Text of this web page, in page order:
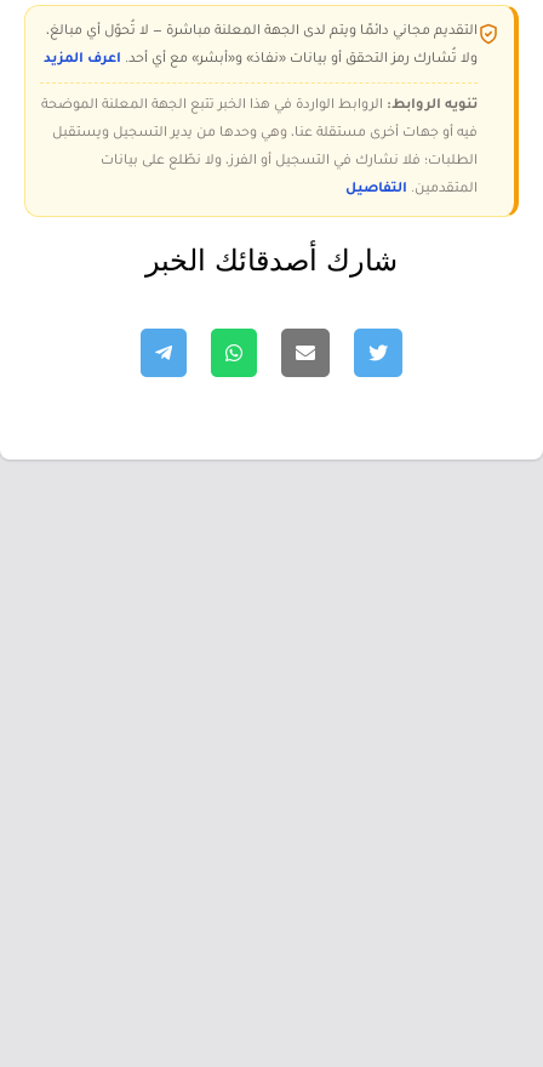
التقديم مجاني دائمًا ويتم لدى الجهة المعلنة مباشرة — لا تُحوّل أي مبالغ،
ولا تُشارك رمز التحقق أو بيانات «نفاذ» و«أبشر» مع أي أحد. اعرف المزيد
تنويه الروابط: الروابط الواردة في هذا الخبر تتبع الجهة المعلنة الموضحة
فيه أو جهات أخرى مستقلة عنا، وهي وحدها من يدير التسجيل ويستقبل
الطلبات؛ فلا نشارك في التسجيل أو الفرز، ولا نطّلع على بيانات
المتقدمين. التفاصيل
شارك أصدقائك الخبر